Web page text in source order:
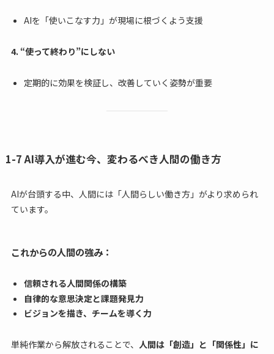
AIを「使いこなす力」が現場に根づくよう支援
4. “使って終わり”にしない
定期的に効果を検証し、改善していく姿勢が重要
1-7 AI導入が進む今、変わるべき人間の働き方
AIが台頭する中、人間には「人間らしい働き方」がより求められ
ています。
これからの人間の強み：
信頼される人間関係の構築
自律的な意思決定と課題発見力
ビジョンを描き、チームを導く力
単純作業から解放されることで、 人間は「創造」と「関係性」に